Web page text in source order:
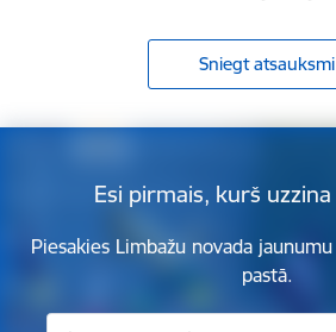
Sniegt atsauksmi
Esi pirmais, kurš
Piesakies Limbažu novada
pastā.